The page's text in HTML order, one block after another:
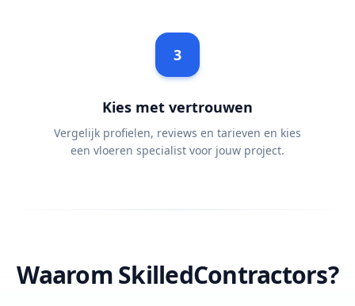
3
Kies met vertrouwen
Vergelijk profielen, reviews en tarieven en kies
een vloeren specialist voor jouw project.
Waarom SkilledContractors?